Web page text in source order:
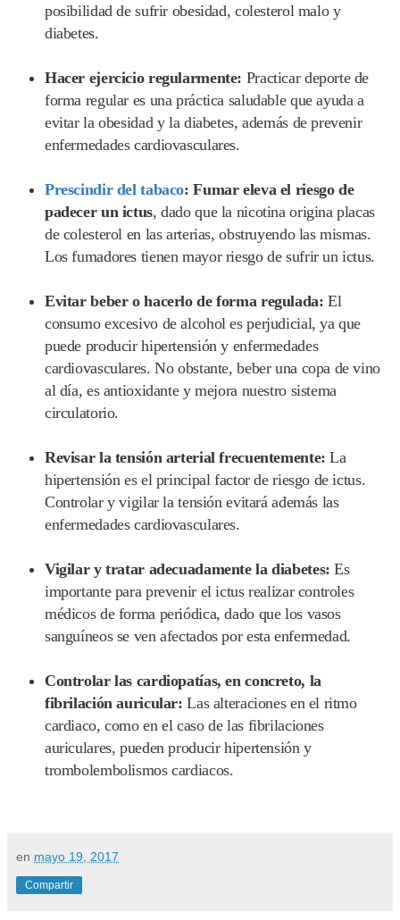
posibilidad de sufrir obesidad, colesterol malo y
diabetes.
Hacer ejercicio regularmente: Practicar deporte de
forma regular es una práctica saludable que ayuda a
evitar la obesidad y la diabetes, además de prevenir
enfermedades cardiovasculares.
Prescindir del tabaco: Fumar eleva el riesgo de
padecer un ictus, dado que la nicotina origina placas
de colesterol en las arterias, obstruyendo las mismas.
Los fumadores tienen mayor riesgo de sufrir un ictus.
Evitar beber o hacerlo de forma regulada:El
consumo excesivo de alcohol es perjudicial, ya que
puede producir hipertensión y enfermedades
cardiovasculares. No obstante, beber una copa de vino
al día, es antioxidante y mejora nuestro sistema
circulatorio.
Revisar la tensión arterial frecuentemente: La
hipertensión es el principal factor de riesgo de ictus.
Controlar y vigilar la tensión evitará además las
enfermedades cardiovasculares.
Vigilar y tratar adecuadamente la diabetes: Es
importante para prevenir el ictus realizar controles
médicos de forma periódica, dado que los vasos
sanguíneos se ven afectados por esta enfermedad.
Controlar las cardiopatías, en concreto, la
fibrilación auricular:Las alteraciones en el ritmo
cardiaco, como en el caso de las fibrilaciones
auriculares, pueden producir hipertensión y
trombolembolismos cardiacos.
en mayo 19, 2017
Compartir